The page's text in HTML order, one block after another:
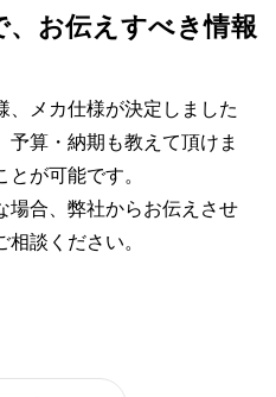
、お伝えすべき情報
、メカ仕様が決定しました
予算・納期も教えて頂けま
が可能です。
場合、弊社からお伝えさせ
談ください。